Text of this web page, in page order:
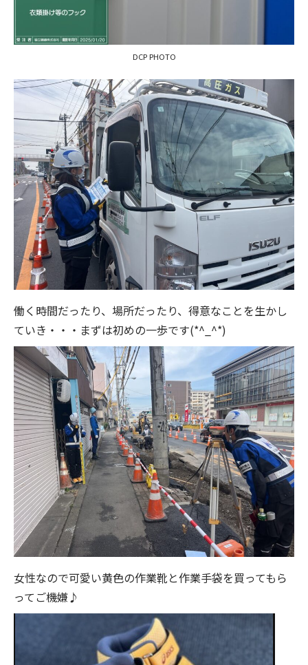
DCP PHOTO
働く時間だったり、場所だったり、得意なことを生かし
ていき・・・まずは初めの一歩です(*^_^*)
女性なので可愛い黄色の作業靴と作業手袋を買ってもら
ってご機嫌♪